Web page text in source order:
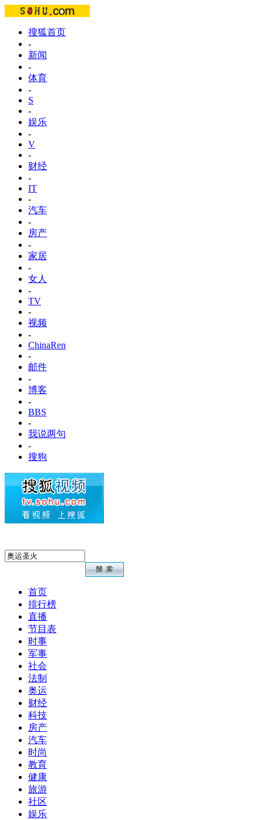
搜狐首页
-
新闻
-
体育
-
S
-
娱乐
-
V
-
财经
-
IT
-
汽车
-
房产
-
家居
-
女人
-
TV
-
视频
-
ChinaRen
-
邮件
-
博客
-
BBS
-
我说两句
-
搜狗
首页
排行榜
直播
节目表
时事
军事
社会
法制
奥运
财经
科技
房产
汽车
时尚
教育
健康
旅游
社区
娱乐